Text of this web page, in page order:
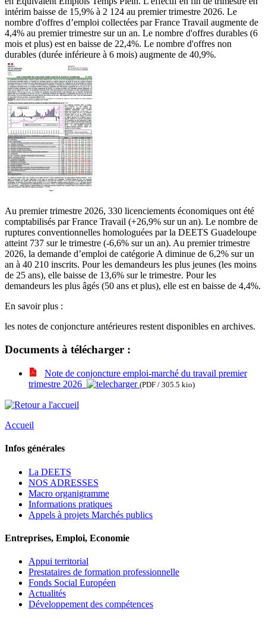
intérim baisse de 15,9% à 2 124 au premier trimestre 2026. Le
nombre d'offres d’emploi collectées par France Travail augmente de
4,4% au premier trimestre sur un an. Le nombre d'offres durables (6
mois et plus) est en baisse de 22,4%. Le nombre d'offres non
durables (durée inférieure à 6 mois) augmente de 40,9%.
Au premier trimestre 2026, 330 licenciements économiques ont été
comptabilisés par France Travail (+26,9% sur un an). Le nombre de
ruptures conventionnelles homologuées par la DEETS Guadeloupe
atteint 737 sur le trimestre (-6,6% sur un an). Au premier trimestre
2026, la demande d’emploi de catégorie A diminue de 6,2% sur un
an à 40 210 inscrits. Pour les demandeurs les plus jeunes (les moins
de 25 ans), elle baisse de 13,6% sur le trimestre. Pour les
demandeurs les plus âgés (50 ans et plus), elle est en baisse de 4,4%.
En savoir plus :
les notes de conjoncture antérieures restent disponibles en archives.
Documents à télécharger :
Note de conjoncture emploi-marché du travail premier
trimestre 2026
(PDF / 305.5 kio)
Accueil
Infos générales
La DEETS
NOS ADRESSES
Macro organigramme
Informations pratiques
Appels à projets Marchés publics
Entreprises, Emploi, Economie
Appui territorial
Prestataires de formation professionnelle
Fonds Social Européen
Actualités
Développement des compétences